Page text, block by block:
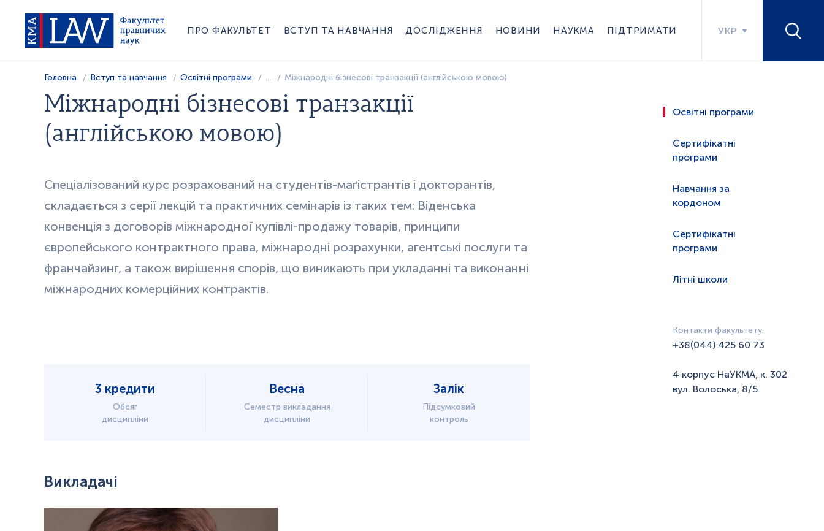
ПРО ФАКУЛЬТЕТ ВСТУП ТА НАВЧАННЯ ДОСЛІДЖЕННЯ НОВИНИ НАУКМА ПІДТРИМАТИ УКР
Головна Вступ та навчання Освітні програми ... Міжнародні бізнесові транзакції (англійською мовою)
Міжнародні бізнесові транзакції
(англійською мовою)
Спеціалізований курс розрахований на студентів-маґістрантів і докторантів,
складається з серії лекцій та практичних семінарів із таких тем: Віденська
конвенція з договорів міжнародної купівлі-продажу товарів, принципи
європейського контрактного права, міжнародні розрахунки, агентські послуги та
франчайзинг, а також вирішення спорів, що виникають при укладанні та виконанні
міжнародних комерційних контрактів.
3 кредити
Обсяг
дисципліни
Весна
Семестр викладання
дисципліни
Залік
Підсумковий
контроль
Викладачі
Освітні програми
Сертифікатні
програми
Навчання за
кордоном
Сертифікатні
програми
Літні школи
Контакти факультету:
+38(044) 425 60 73
4 корпус НаУКМА, к. 302
вул. Волоська, 8/5